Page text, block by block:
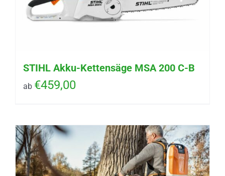
STIHL Akku-Kettensäge MSA 200 C-B
ab €459,00